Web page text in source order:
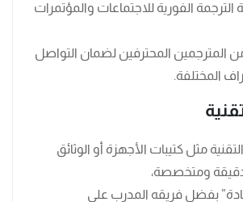
الفورية للاجتماعات والمؤتمرات
المترجمين المحترفين لضمان التواصل
المختلفة.
مثل كتيبات الأجهزة أو الوثائق
ومتخصصة،
بفضل فريقه المدرب على